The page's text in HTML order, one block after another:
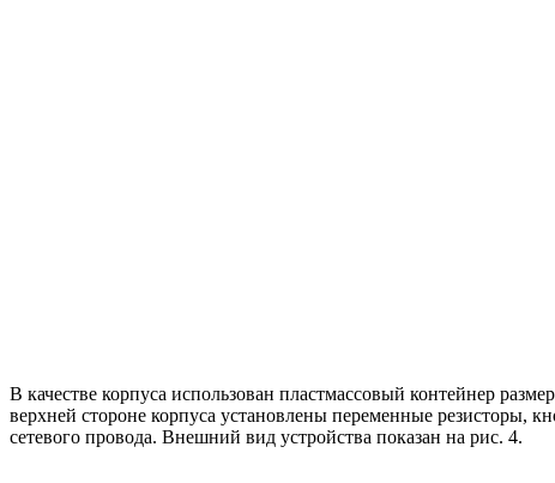
В качестве корпуса использован пластмассовый контейнер
верхней стороне корпуса установлены переменные резисторы,
сетевого провода. Внешний вид устройства показан на рис. 4.